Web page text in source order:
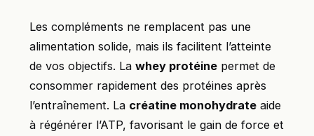
Les compléments ne remplacent pas une
alimentation solide, mais ils facilitent l’atteinte
de vos objectifs. La whey protéine permet de
consommer rapidement des protéines après
l’entraînement. La créatine monohydrate aide
à régénérer l’ATP, favorisant le gain de force et